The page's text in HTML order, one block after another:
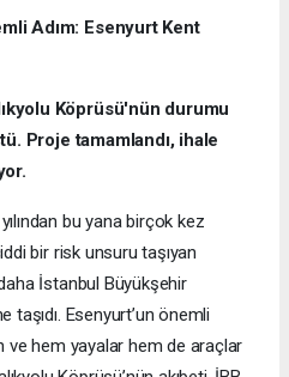
Adım: Esenyurt Kent
Köprüsü'nün durumu
Proje tamamlandı, ihale
bu yana birçok kez
bir risk unsuru taşıyan
İstanbul Büyükşehir
taşıdı. Esenyurt’un önemli
ve hem yayalar hem de araçlar